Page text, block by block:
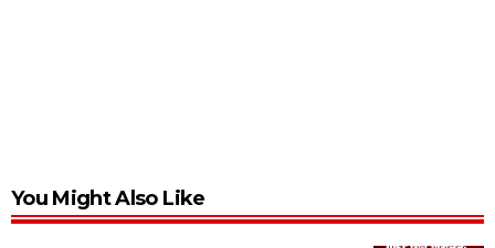
You Might Also Like